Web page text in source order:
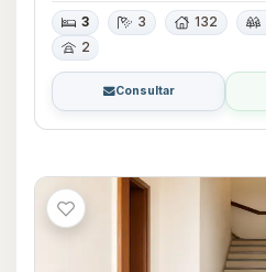
3 3 132
2
Consultar